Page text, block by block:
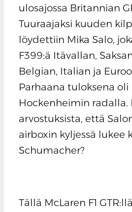
ulosajossa Britannian
Tuuraajaksi kuuden
löydettiin Mika Salo,
F399:ä Itävallan,
Belgian, Italian ja
Parhaana tuloksena oli
Hockenheimin radalla.
arvostuksista, että
airboxin kyljessä lukee
Schumacher?
Tällä McLaren F1